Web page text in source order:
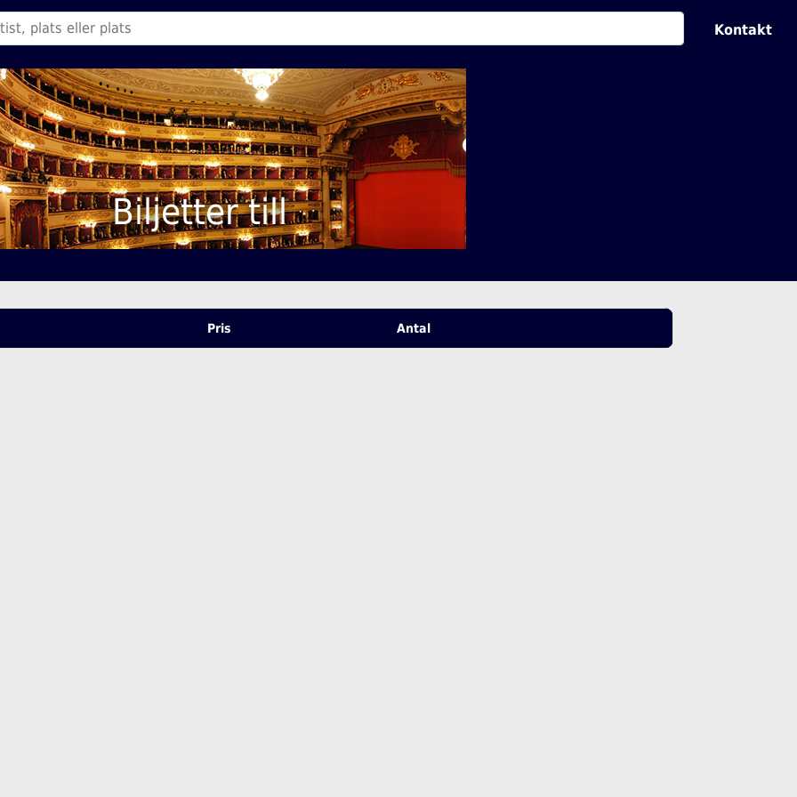
Kontakt
Biljetter till
Pris Antal